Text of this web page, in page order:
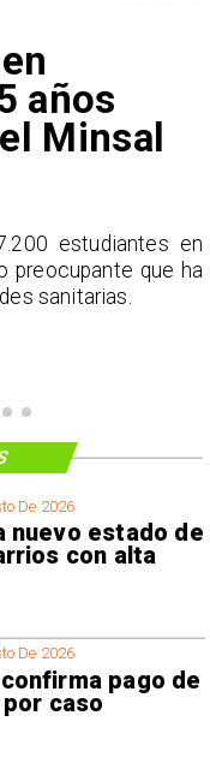
años
Minsal
estudiantes en
preocupante que ha
sanitarias.
De 2026
nuevo estado de
con alta
De 2026
pago de
caso